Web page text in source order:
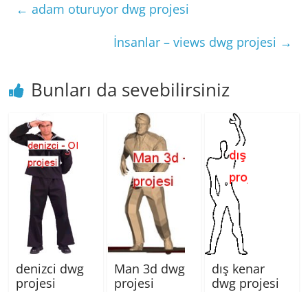
← adam oturuyor dwg projesi
İnsanlar – views dwg projesi →
Bunları da sevebilirsiniz
denizci dwg
projesi
Man 3d dwg
projesi
dış kenar
dwg projesi